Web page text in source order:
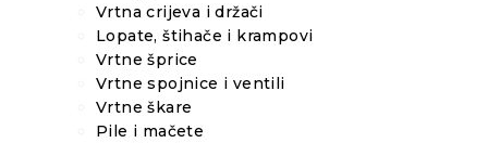
Vrtna crijeva i držači
Lopate, štihače i krampovi
Vrtne šprice
Vrtne spojnice i ventili
Vrtne škare
Pile i mačete